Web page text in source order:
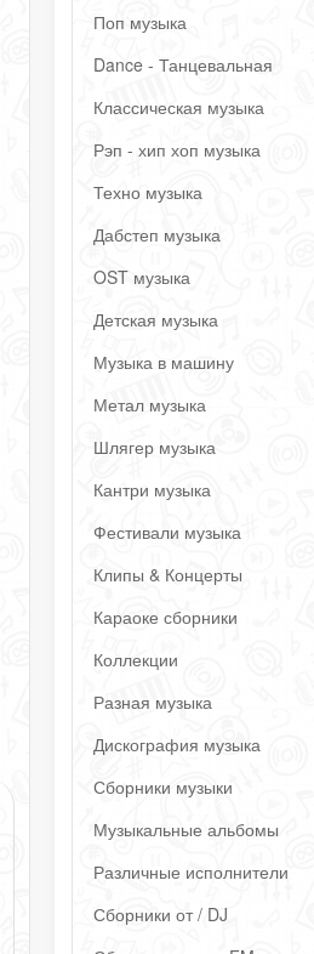
Поп музыка
Dance - Танцевальная
Классическая музыка
Рэп - хип хоп музыка
Техно музыка
Дабстеп музыка
OST музыка
Детская музыка
Музыка в машину
Метал музыка
Шлягер музыка
Кантри музыка
Фестивали музыка
Клипы & Концерты
Караоке сборники
Коллекции
Разная музыка
Дискография музыка
Сборники музыки
Музыкальные альбомы
Различные исполнители
Сборники от / DJ